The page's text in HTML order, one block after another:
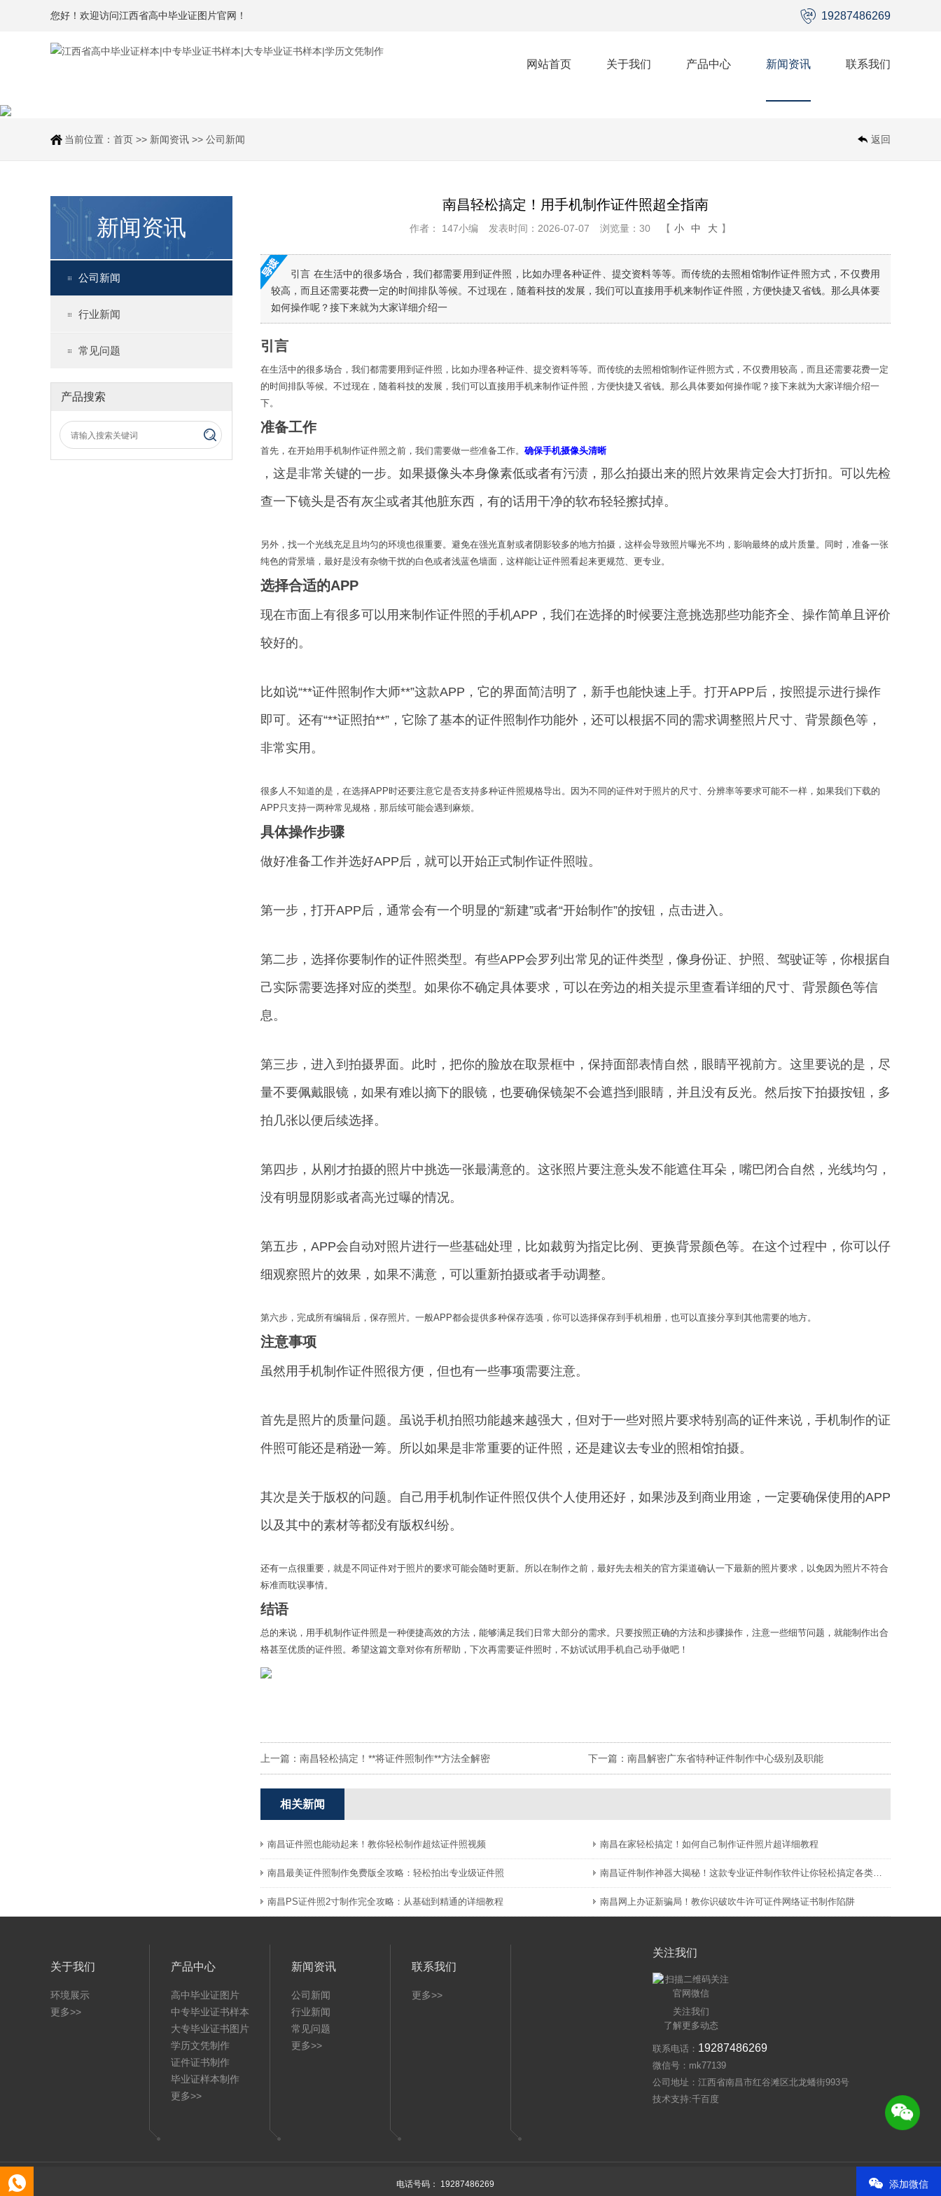
您好！欢迎访问江西省高中毕业证图片官网！ 19287486269
网站首页 关于我们 产品中心 新闻资讯 联系我们
返回
当前位置： 首页 >> 新闻资讯 >> 公司新闻
新闻资讯
公司新闻
行业新闻
常见问题
产品搜索
南昌轻松搞定！用手机制作证件照超全指南
作者： 147小编 发表时间：2026-07-07 浏览量：30 【 小 中 大 】
引言 在生活中的很多场合，我们都需要用到证件照，比如办理各种证件、提交资料等等。而传统的去照相馆制作证件照方式，不仅费用
较高，而且还需要花费一定的时间排队等候。不过现在，随着科技的发展，我们可以直接用手机来制作证件照，方便快捷又省钱。那么具体要
如何操作呢？接下来就为大家详细介绍一
引言
在生活中的很多场合，我们都需要用到证件照，比如办理各种证件、提交资料等等。而传统的去照相馆制作证件照方式，不仅费用较高，而且还需要花费一定
的时间排队等候。不过现在，随着科技的发展，我们可以直接用手机来制作证件照，方便快捷又省钱。那么具体要如何操作呢？接下来就为大家详细介绍一
下。
准备工作
首先，在开始用手机制作证件照之前，我们需要做一些准备工作。 确保手机摄像头清晰
，这是非常关键的一步。如果摄像头本身像素低或者有污渍，那么拍摄出来的照片效果肯定会大打折扣。可以先检
查一下镜头是否有灰尘或者其他脏东西，有的话用干净的软布轻轻擦拭掉。
另外，找一个光线充足且均匀的环境也很重要。避免在强光直射或者阴影较多的地方拍摄，这样会导致照片曝光不均，影响最终的成片质量。同时，准备一张
纯色的背景墙，最好是没有杂物干扰的白色或者浅蓝色墙面，这样能让证件照看起来更规范、更专业。
选择合适的APP
现在市面上有很多可以用来制作证件照的手机APP，我们在选择的时候要注意挑选那些功能齐全、操作简单且评价
较好的。
比如说“**证件照制作大师**”这款APP，它的界面简洁明了，新手也能快速上手。打开APP后，按照提示进行操作
即可。还有“**证照拍**”，它除了基本的证件照制作功能外，还可以根据不同的需求调整照片尺寸、背景颜色等，
非常实用。
很多人不知道的是，在选择APP时还要注意它是否支持多种证件照规格导出。因为不同的证件对于照片的尺寸、分辨率等要求可能不一样，如果我们下载的
APP只支持一两种常见规格，那后续可能会遇到麻烦。
具体操作步骤
做好准备工作并选好APP后，就可以开始正式制作证件照啦。
第一步，打开APP后，通常会有一个明显的“新建”或者“开始制作”的按钮，点击进入。
第二步，选择你要制作的证件照类型。有些APP会罗列出常见的证件类型，像身份证、护照、驾驶证等，你根据自
己实际需要选择对应的类型。如果你不确定具体要求，可以在旁边的相关提示里查看详细的尺寸、背景颜色等信
息。
第三步，进入到拍摄界面。此时，把你的脸放在取景框中，保持面部表情自然，眼睛平视前方。这里要说的是，尽
量不要佩戴眼镜，如果有难以摘下的眼镜，也要确保镜架不会遮挡到眼睛，并且没有反光。然后按下拍摄按钮，多
拍几张以便后续选择。
第四步，从刚才拍摄的照片中挑选一张最满意的。这张照片要注意头发不能遮住耳朵，嘴巴闭合自然，光线均匀，
没有明显阴影或者高光过曝的情况。
第五步，APP会自动对照片进行一些基础处理，比如裁剪为指定比例、更换背景颜色等。在这个过程中，你可以仔
细观察照片的效果，如果不满意，可以重新拍摄或者手动调整。
第六步，完成所有编辑后，保存照片。一般APP都会提供多种保存选项，你可以选择保存到手机相册，也可以直接分享到其他需要的地方。
注意事项
虽然用手机制作证件照很方便，但也有一些事项需要注意。
首先是照片的质量问题。虽说手机拍照功能越来越强大，但对于一些对照片要求特别高的证件来说，手机制作的证
件照可能还是稍逊一筹。所以如果是非常重要的证件照，还是建议去专业的照相馆拍摄。
其次是关于版权的问题。自己用手机制作证件照仅供个人使用还好，如果涉及到商业用途，一定要确保使用的APP
以及其中的素材等都没有版权纠纷。
还有一点很重要，就是不同证件对于照片的要求可能会随时更新。所以在制作之前，最好先去相关的官方渠道确认一下最新的照片要求，以免因为照片不符合
标准而耽误事情。
结语
总的来说，用手机制作证件照是一种便捷高效的方法，能够满足我们日常大部分的需求。只要按照正确的方法和步骤操作，注意一些细节问题，就能制作出合
格甚至优质的证件照。希望这篇文章对你有所帮助，下次再需要证件照时，不妨试试用手机自己动手做吧！
上一篇： 南昌轻松搞定！**将证件照制作**方法全解密 下一篇： 南昌解密广东省特种证件制作中心级别及职能
相关新闻
南昌证件照也能动起来！教你轻松制作超炫证件照视频 南昌在家轻松搞定！如何自己制作证件照片超详细教程
南昌最美证件照制作免费版全攻略：轻松拍出专业级证件照 南昌证件制作神器大揭秘！这款专业证件制作软件让你轻松搞定各类证件
南昌PS证件照2寸制作完全攻略：从基础到精通的详细教程 南昌网上办证新骗局！教你识破吹牛许可证件网络证书制作陷阱
关于我们
环境展示
更多>>
产品中心
高中毕业证图片
中专毕业证书样本
大专毕业证书图片
学历文凭制作
证件证书制作
毕业证样本制作
更多>>
新闻资讯
公司新闻
行业新闻
常见问题
更多>>
联系我们
更多>>
关注我们
关注我们
了解更多动态
联系电话： 19287486269
微信号：mk77139
公司地址：江西省南昌市红谷滩区北龙蟠街993号
技术支持:千百度
Copyright © 2026 江西省高中毕业证样本江西省ICP12345678
电话号码： 19287486269 添加微信